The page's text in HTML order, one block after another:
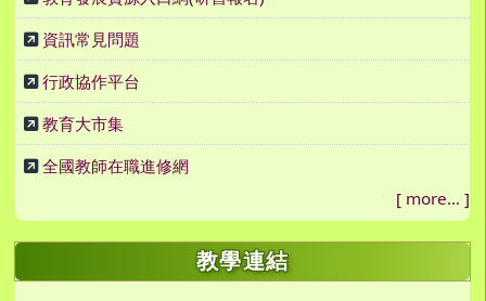
資訊常見問題
行政協作平台
教育大市集
全國教師在職進修網
[ more... ]
教學連結